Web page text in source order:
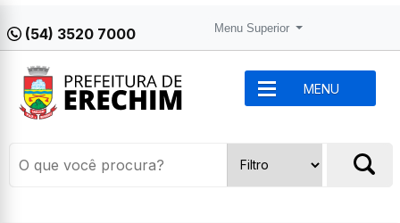
(54) 3520 7000 Menu Superior
MENU